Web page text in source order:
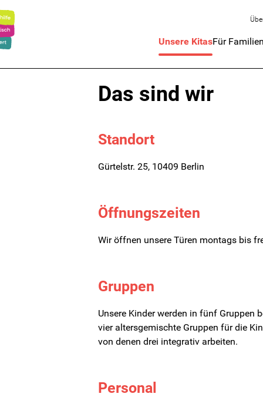
Unsere KitasFür Familien
Das sind wir
Standort
Gürtelstr. 25, 10409 Berlin
Öffnungszeiten
Wir öffnen unsere Türen montags bis
Gruppen
Unsere Kinder werden in fünf Gruppen
vier altersgemischte Gruppen für die
von denen drei integrativ arbeiten.
Personal